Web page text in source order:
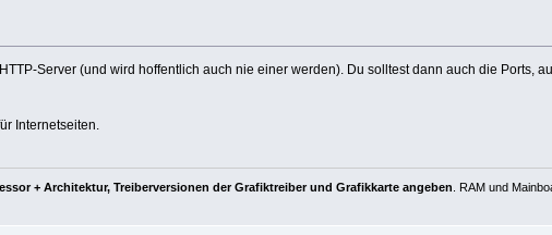
Server (und wird hoffentlich auch nie einer werden). Du solltest dann auch die Ports,
Internetseiten.
+ Architektur, Treiberversionen der Grafiktreiber und Grafikkarte angeben . RAM und